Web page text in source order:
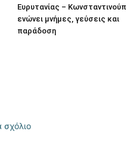
Ευρυτανίας –
ενώνει μνήμες, γεύσεις και
παράδοση
σχόλιο